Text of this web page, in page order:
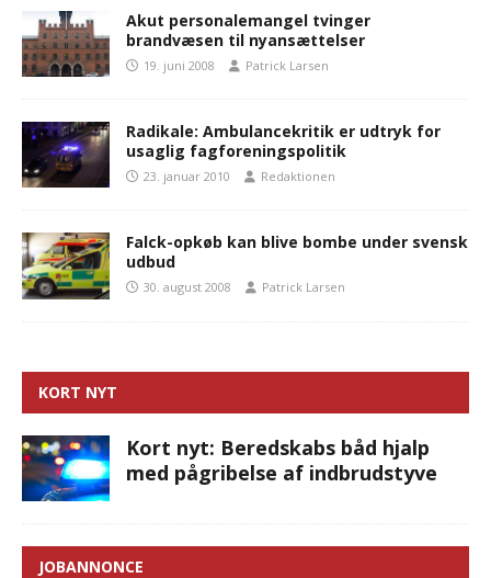
Akut personalemangel tvinger
brandvæsen til nyansættelser
19. juni 2008 Patrick Larsen
Radikale: Ambulancekritik er udtryk for
usaglig fagforeningspolitik
23. januar 2010 Redaktionen
Falck-opkøb kan blive bombe under svensk
udbud
30. august 2008 Patrick Larsen
KORT NYT
Kort nyt: Beredskabs båd hjalp
med pågribelse af indbrudstyve
JOBANNONCE